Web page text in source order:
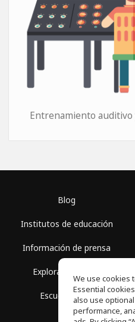
Entrenamiento
Blog
Institutos de educación
Información de prensa
Explorar espacios
Escuela gratis
We use cookies
Essential
also use
performance,